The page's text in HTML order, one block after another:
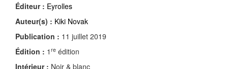
Éditeur : Eyrolles
Auteur(s) : Kiki Novak
Publication : 11 juillet 2019
Édition : 1 re édition
Intérieur : Noir & blanc